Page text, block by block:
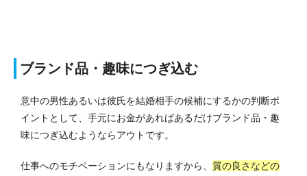
ブランド品・趣味につぎ込む
意中の男性あるいは彼氏を結婚相手の候補にするかの判断ポ
イントとして、手元にお金があればあるだけブランド品・趣
味につぎ込むようならアウトです。
仕事へのモチベーションにもなりますから、 質の良さなどの